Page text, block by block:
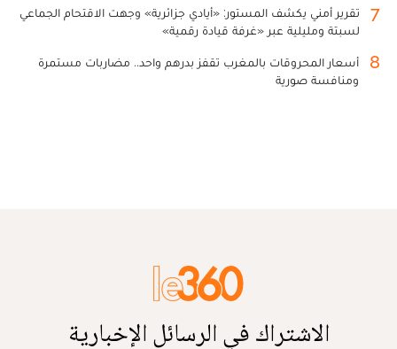
7
تقرير أمني يكشف المستور: «أيادي جزائرية» وجهت الاقتحام الجماعي
لسبتة ومليلية عبر «غرفة قيادة رقمية»
8
أسعار المحروقات بالمغرب تقفز بدرهم واحد.. مضاربات مستمرة
ومنافسة صورية
الاشتراك في الرسائل الإخبارية